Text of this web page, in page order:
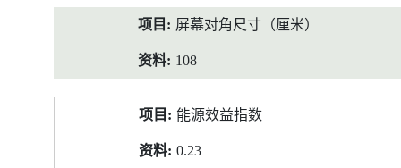
屏幕对角尺寸（厘米）
108
能源效益指数
0.23